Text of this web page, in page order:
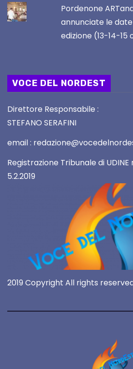
Pordenone
annunciate le
edizione (13-14-
VOCE DEL NORDEST
Direttore Responsabile :
STEFANO SERAFINI
email :
Registrazione Tribunale di UDINE
5.2.2019
2019 Copyright All rights